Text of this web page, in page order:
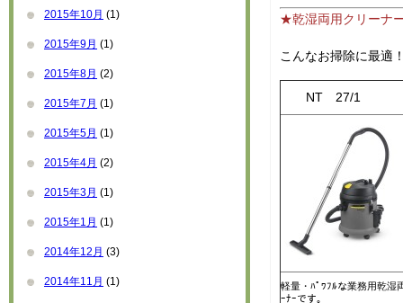
2015年10月 (1)
2015年9月 (1)
2015年8月 (2)
2015年7月 (1)
2015年5月 (1)
2015年4月 (2)
2015年3月 (1)
2015年1月 (1)
2014年12月 (3)
2014年11月 (1)
★乾湿両用クリーナ
こんなお掃除に最適
NT
軽量・ﾊﾟﾜﾌﾙな業務用乾湿
ｰﾅｰです。